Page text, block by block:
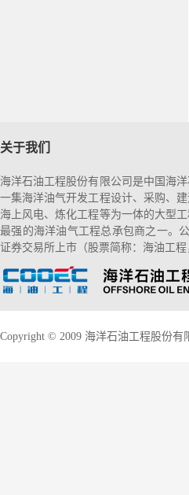
关于我们
海洋石油工程股份有限公司是中国海
一集海洋油气开发工程设计、采购、
海上风电、炼化工程等为一体的大型
最强的海洋油气工程总承包商之一。
证券交易所上市（股票简称：海油工程
Copyright © 2009 海洋石油工程股份有